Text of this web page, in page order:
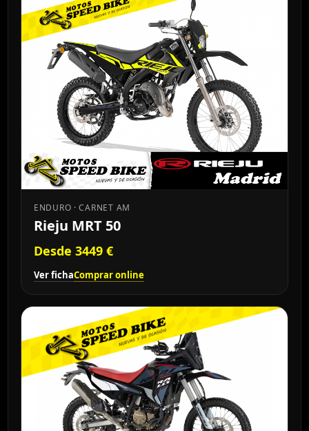
ENDURO · CARNET AM
Rieju MRT 50
Desde 3449 €
Ver fichaComprar online